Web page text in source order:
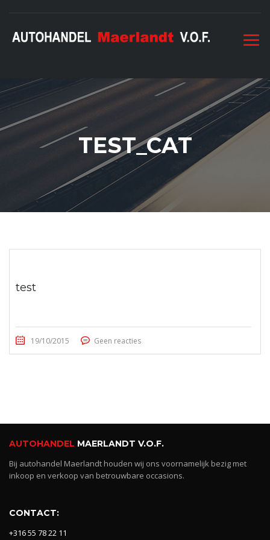
TEST_CAT
test
19/10/2015 Geen reacties
AUTOHANDEL MAERLANDT V.O.F.
Bij autohandel Maerlandt houden wij ons voornamelijk bezig met
inkoop en verkoop van betrouwbare occasions.
CONTACT:
+316 55 78 22 11